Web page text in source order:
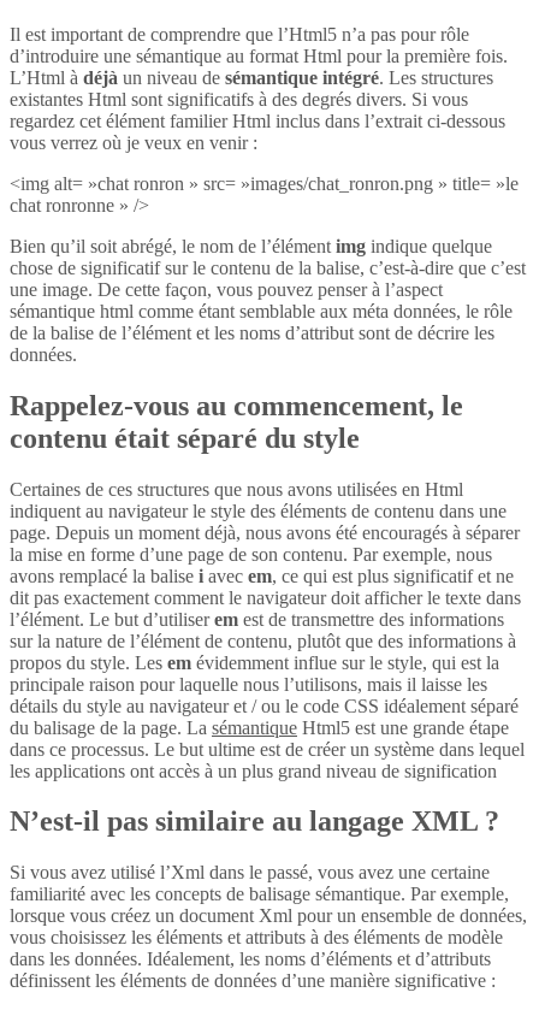
Il est important de comprendre que l’Html5 n’a pas pour rôle
d’introduire une sémantique au format Html pour la première fois.
L’Html à déjà un niveau de sémantique intégré. Les structures
existantes Html sont significatifs à des degrés divers. Si vous
regardez cet élément familier Html inclus dans l’extrait ci-dessous
vous verrez où je veux en venir :
<img alt= »chat ronron » src= »images/chat_ronron.png » title= »le
chat ronronne » />
Bien qu’il soit abrégé, le nom de l’élément img indique quelque
chose de significatif sur le contenu de la balise, c’est-à-dire que c’est
une image. De cette façon, vous pouvez penser à l’aspect
sémantique html comme étant semblable aux méta données, le rôle
de la balise de l’élément et les noms d’attribut sont de décrire les
données.
Rappelez-vous au commencement, le
contenu était séparé du style
Certaines de ces structures que nous avons utilisées en Html
indiquent au navigateur le style des éléments de contenu dans une
page. Depuis un moment déjà, nous avons été encouragés à séparer
la mise en forme d’une page de son contenu. Par exemple, nous
avons remplacé la balise i avec em, ce qui est plus significatif et ne
dit pas exactement comment le navigateur doit afficher le texte dans
l’élément. Le but d’utiliserem est de transmettre des informations
sur la nature de l’élément de contenu, plutôt que des informations à
propos du style. Les em évidemment influe sur le style, qui est la
principale raison pour laquelle nous l’utilisons, mais il laisse les
détails du style au navigateur et / ou le code CSS idéalement séparé
du balisage de la page. La sémantique Html5 est une grande étape
dans ce processus. Le but ultime est de créer un système dans lequel
les applications ont accès à un plus grand niveau de signification
N’est-il pas similaire au langage XML ?
Si vous avez utilisé l’Xml dans le passé, vous avez une certaine
familiarité avec les concepts de balisage sémantique. Par exemple,
lorsque vous créez un document Xml pour un ensemble de données,
vous choisissez les éléments et attributs à des éléments de modèle
dans les données. Idéalement, les noms d’éléments et d’attributs
définissent les éléments de données d’une manière significative :